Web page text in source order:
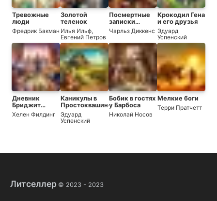
Тревожные
люди
Фредрик Бакман
Золотой
теленок
Илья Ильф,
Евгений Петров
Посмертные
записки
Пиквикского
клуба
Чарльз Диккенс
Крокодил Гена
и его друзья
Эдуард
Успенский
Дневник
Бриджит
Джонс
Хелен Филдинг
Каникулы в
Простоквашино
Эдуард
Успенский
Бобик в гостях
у Барбоса
Николай Носов
Мелкие боги
Терри Пратчетт
Литселлер © 2023 - 2023